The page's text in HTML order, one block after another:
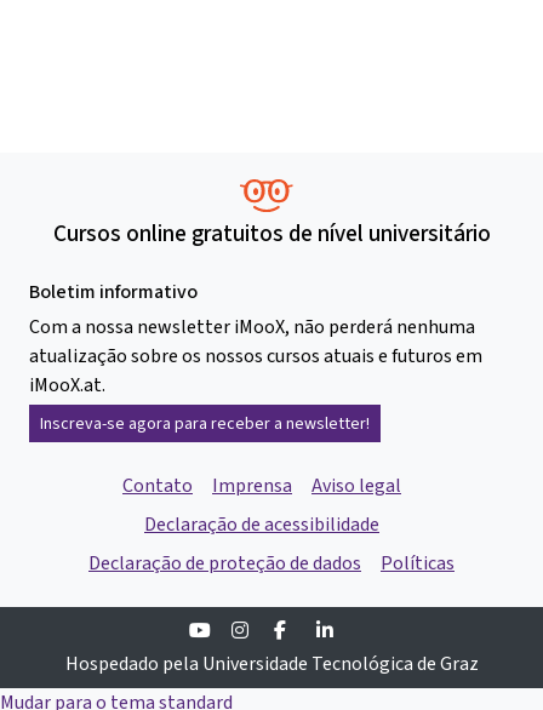
Cursos online gratuitos de nível universitário
Boletim informativo
Com a nossa newsletter iMooX, não perderá nenhuma
atualização sobre os nossos cursos atuais e futuros em
iMooX.at.
Inscreva-se agora para receber a newsletter!
Contato Imprensa
Aviso legal
Declaração de acessibilidade
Declaração de proteção de dados
Políticas
YoutubeInstagramFacebook
Hospedado pela Universidade Tecnológica de Graz
Mudar para o tema standard